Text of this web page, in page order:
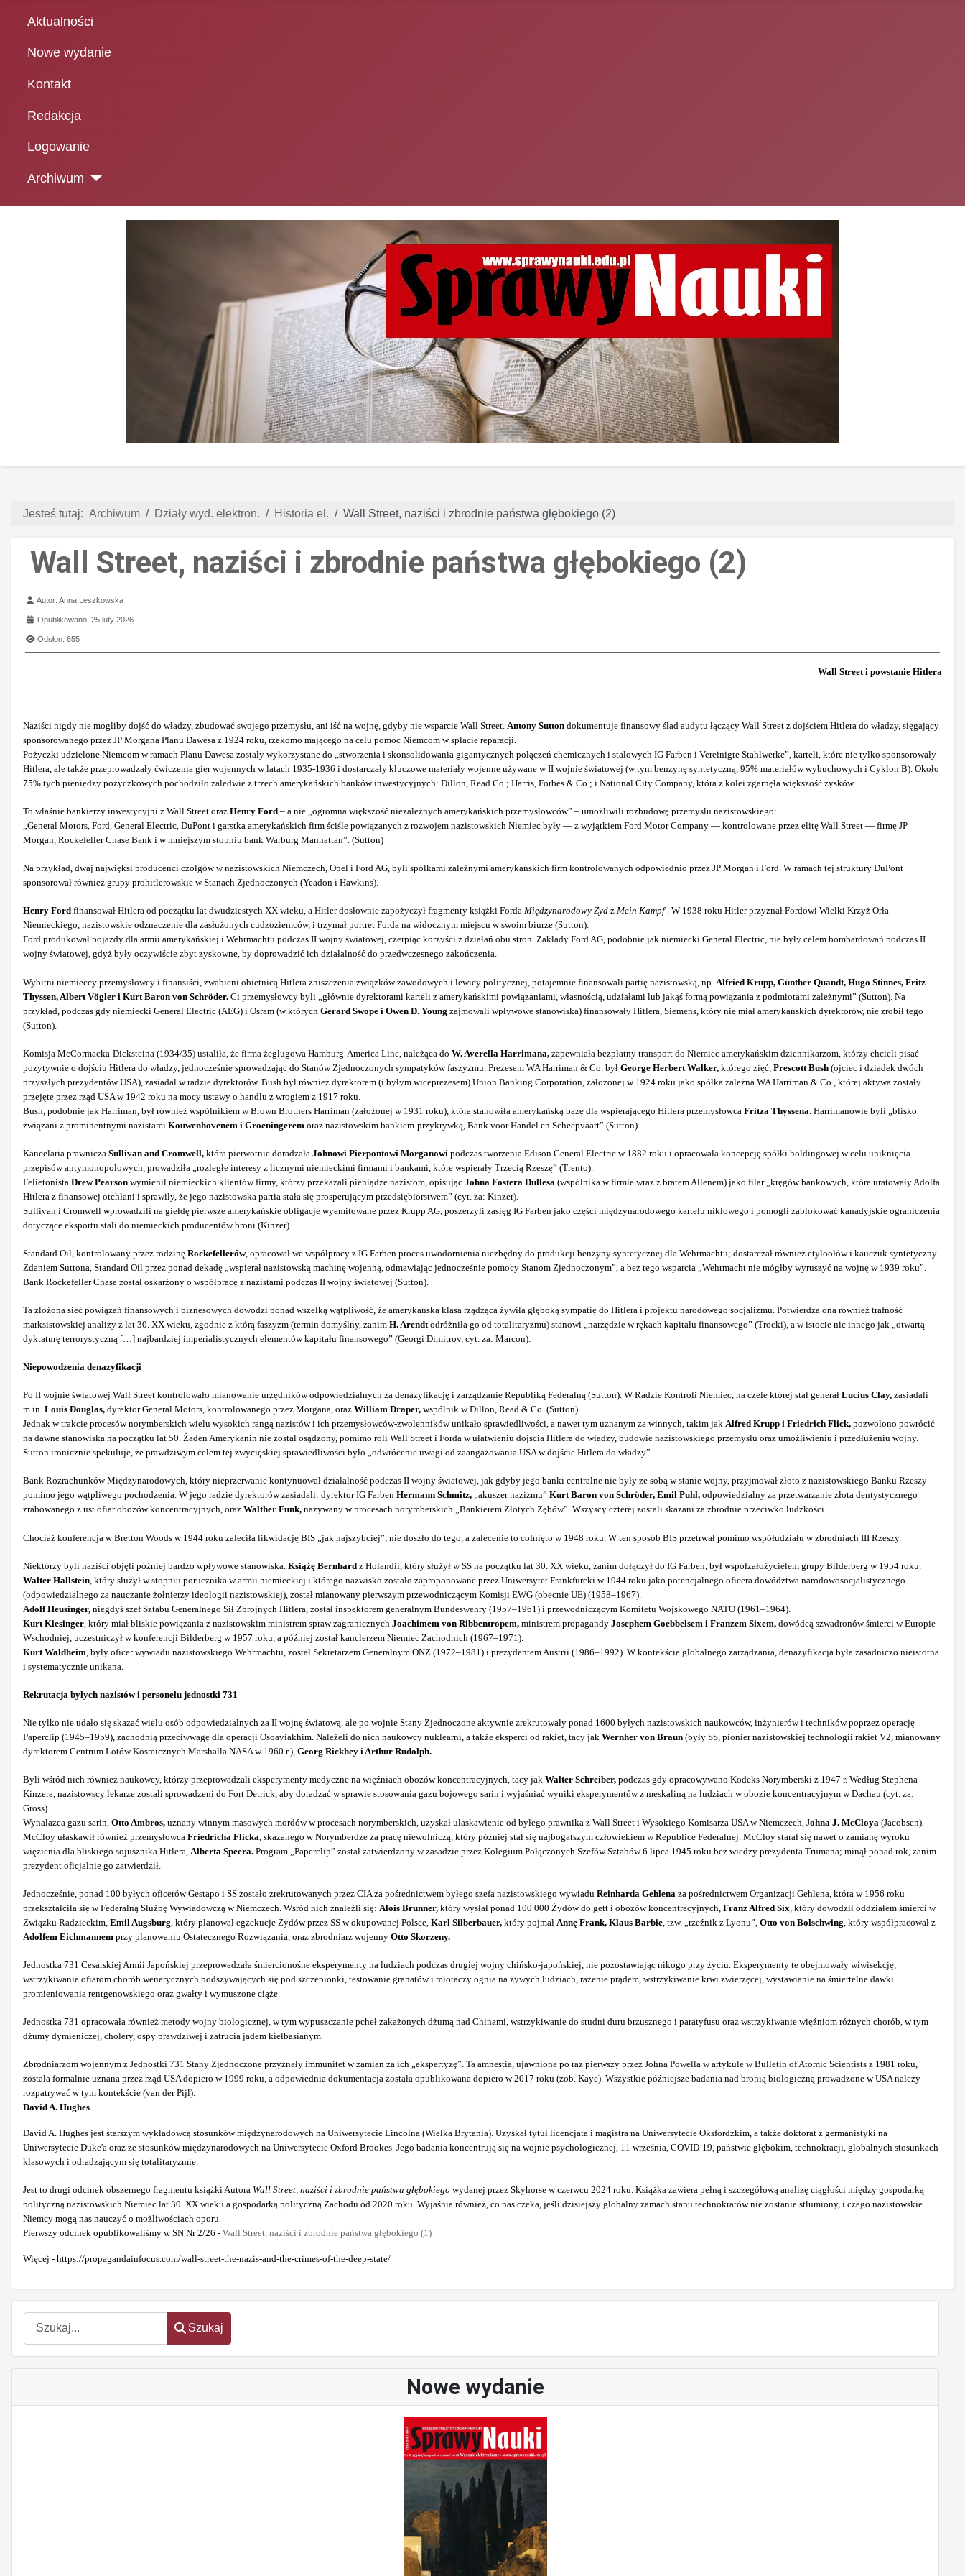
Aktualności
Nowe wydanie
Kontakt
Redakcja
Logowanie
Archiwum
Szukaj
Szukaj
Nowe wydanie
Jesteś tutaj: Archiwum Działy wyd. elektron. Historia el. Wall Street, naziści i zbrodnie państwa głębokiego (2)
Wall Street, naziści i zbrodnie państwa głębokiego (2)
Szczegóły
Autor:Anna Leszkowska
Opublikowano: 25 luty 2026
Odsłon: 655
Wall Street i powstanie Hitlera
Naziści nigdy nie mogliby dojść do władzy, zbudować swojego przemysłu, ani iść na wojnę, gdyby nie wsparcie Wall Street. Antony Sutton dokumentuje finansowy ślad audytu łączący Wall Street z dojściem Hitlera do władzy, sięgający
sponsorowanego przez JP Morgana Planu Dawesa z 1924 roku, rzekomo mającego na celu pomoc Niemcom w spłacie reparacji.
Pożyczki udzielone Niemcom w ramach Planu Dawesa zostały wykorzystane do „stworzenia i skonsolidowania gigantycznych połączeń chemicznych i stalowych IG Farben i Vereinigte Stahlwerke”, karteli, które nie tylko sponsorowały
Hitlera, ale także przeprowadzały ćwiczenia gier wojennych w latach 1935-1936 i dostarczały kluczowe materiały wojenne używane w II wojnie światowej (w tym benzynę syntetyczną, 95% materiałów wybuchowych i Cyklon B). Około
75% tych pieniędzy pożyczkowych pochodziło zaledwie z trzech amerykańskich banków inwestycyjnych: Dillon, Read Co.; Harris, Forbes & Co.; i National City Company, która z kolei zgarnęła większość zysków.
To właśnie bankierzy inwestycyjni z Wall Street oraz Henry Ford – a nie „ogromna większość niezależnych amerykańskich przemysłowców” – umożliwili rozbudowę przemysłu nazistowskiego:
„General Motors, Ford, General Electric, DuPont i garstka amerykańskich firm ściśle powiązanych z rozwojem nazistowskich Niemiec były — z wyjątkiem Ford Motor Company — kontrolowane przez elitę Wall Street — firmę JP
Morgan, Rockefeller Chase Bank i w mniejszym stopniu bank Warburg Manhattan”. (Sutton)
Na przykład, dwaj najwięksi producenci czołgów w nazistowskich Niemczech, Opel i Ford AG, byli spółkami zależnymi amerykańskich firm kontrolowanych odpowiednio przez JP Morgan i Ford. W ramach tej struktury DuPont
sponsorował również grupy prohitlerowskie w Stanach Zjednoczonych (Yeadon i Hawkins).
Henry Ford finansował Hitlera od początku lat dwudziestych XX wieku, a Hitler dosłownie zapożyczył fragmenty książki Forda Międzynarodowy Żyd z Mein Kampf. W 1938 roku Hitler przyznał Fordowi Wielki Krzyż Orła
Niemieckiego, nazistowskie odznaczenie dla zasłużonych cudzoziemców, i trzymał portret Forda na widocznym miejscu w swoim biurze (Sutton).
Ford produkował pojazdy dla armii amerykańskiej i Wehrmachtu podczas II wojny światowej, czerpiąc korzyści z działań obu stron. Zakłady Ford AG, podobnie jak niemiecki General Electric, nie były celem bombardowań podczas II
wojny światowej, gdyż były oczywiście zbyt zyskowne, by doprowadzić ich działalność do przedwczesnego zakończenia.
Wybitni niemieccy przemysłowcy i finansiści, zwabieni obietnicą Hitlera zniszczenia związków zawodowych i lewicy politycznej, potajemnie finansowali partię nazistowską, np. Alfried Krupp, Günther Quandt, Hugo Stinnes, Fritz
Thyssen, Albert Vögler i Kurt Baron von Schröder. Ci przemysłowcy byli „głównie dyrektorami karteli z amerykańskimi powiązaniami, własnością, udziałami lub jakąś formą powiązania z podmiotami zależnymi” (Sutton). Na
przykład, podczas gdy niemiecki General Electric (AEG) i Osram (w których Gerard Swope i Owen D. Young zajmowali wpływowe stanowiska) finansowały Hitlera, Siemens, który nie miał amerykańskich dyrektorów, nie zrobił tego
(Sutton).
Komisja McCormacka-Dicksteina (1934/35) ustaliła, że firma żeglugowa Hamburg-America Line, należąca do W. Averella Harrimana, zapewniała bezpłatny transport do Niemiec amerykańskim dziennikarzom, którzy chcieli pisać
pozytywnie o dojściu Hitlera do władzy, jednocześnie sprowadzając do Stanów Zjednoczonych sympatyków faszyzmu. Prezesem WA Harriman & Co. był George Herbert Walker, którego zięć, Prescott Bush (ojciec i dziadek dwóch
przyszłych prezydentów USA), zasiadał w radzie dyrektorów. Bush był również dyrektorem (i byłym wiceprezesem) Union Banking Corporation, założonej w 1924 roku jako spółka zależna WA Harriman & Co., której aktywa zostały
przejęte przez rząd USA w 1942 roku na mocy ustawy o handlu z wrogiem z 1917 roku.
Bush, podobnie jak Harriman, był również wspólnikiem w Brown Brothers Harriman (założonej w 1931 roku), która stanowiła amerykańską bazę dla wspierającego Hitlera przemysłowca Fritza Thyssena . Harrimanowie byli „blisko
związani z prominentnymi nazistami Kouwenhovenem i Groeningerem oraz nazistowskim bankiem-przykrywką, Bank voor Handel en Scheepvaart” (Sutton).
Kancelaria prawnicza Sullivan and Cromwell, która pierwotnie doradzała Johnowi Pierpontowi Morganowi podczas tworzenia Edison General Electric w 1882 roku i opracowała koncepcję spółki holdingowej w celu uniknięcia
przepisów antymonopolowych, prowadziła „rozległe interesy z licznymi niemieckimi firmami i bankami, które wspierały Trzecią Rzeszę” (Trento).
Felietonista Drew Pearson wymienił niemieckich klientów firmy, którzy przekazali pieniądze nazistom, opisując Johna Fostera Dullesa (wspólnika w firmie wraz z bratem Allenem) jako filar „kręgów bankowych, które uratowały Adolfa
Hitlera z finansowej otchłani i sprawiły, że jego nazistowska partia stała się prosperującym przedsiębiorstwem” (cyt. za: Kinzer).
Sullivan i Cromwell wprowadzili na giełdę pierwsze amerykańskie obligacje wyemitowane przez Krupp AG, poszerzyli zasięg IG Farben jako części międzynarodowego kartelu niklowego i pomogli zablokować kanadyjskie ograniczenia
dotyczące eksportu stali do niemieckich producentów broni (Kinzer).
Standard Oil, kontrolowany przez rodzinę Rockefellerów, opracował we współpracy z IG Farben proces uwodornienia niezbędny do produkcji benzyny syntetycznej dla Wehrmachtu; dostarczał również etyloołów i kauczuk syntetyczny.
Zdaniem Suttona, Standard Oil przez ponad dekadę „wspierał nazistowską machinę wojenną, odmawiając jednocześnie pomocy Stanom Zjednoczonym”, a bez tego wsparcia „Wehrmacht nie mógłby wyruszyć na wojnę w 1939 roku”.
Bank Rockefeller Chase został oskarżony o współpracę z nazistami podczas II wojny światowej (Sutton).
Ta złożona sieć powiązań finansowych i biznesowych dowodzi ponad wszelką wątpliwość, że amerykańska klasa rządząca żywiła głęboką sympatię do Hitlera i projektu narodowego socjalizmu. Potwierdza ona również trafność
marksistowskiej analizy z lat 30. XX wieku, zgodnie z którą faszyzm (termin domyślny, zanim H. Arendt odróżniła go od totalitaryzmu) stanowi „narzędzie w rękach kapitału finansowego” (Trocki), a w istocie nic innego jak „otwartą
dyktaturę terrorystyczną […] najbardziej imperialistycznych elementów kapitału finansowego” (Georgi Dimitrov, cyt. za: Marcon).
Niepowodzenia denazyfikacji
Po II wojnie światowej Wall Street kontrolowało mianowanie urzędników odpowiedzialnych za denazyfikację i zarządzanie Republiką Federalną (Sutton). W Radzie Kontroli Niemiec, na czele której stał generał Lucius Clay, zasiadali
m.in. Louis Douglas, dyrektor General Motors, kontrolowanego przez Morgana, oraz William Draper, wspólnik w Dillon, Read & Co. (Sutton).
Jednak w trakcie procesów norymberskich wielu wysokich rangą nazistów i ich przemysłowców-zwolenników unikało sprawiedliwości, a nawet tym uznanym za winnych, takim jak Alfred Krupp i Friedrich Flick, pozwolono powrócić
na dawne stanowiska na początku lat 50. Żaden Amerykanin nie został osądzony, pomimo roli Wall Street i Forda w ułatwieniu dojścia Hitlera do władzy, budowie nazistowskiego przemysłu oraz umożliwieniu i przedłużeniu wojny.
Sutton ironicznie spekuluje, że prawdziwym celem tej zwycięskiej sprawiedliwości było „odwrócenie uwagi od zaangażowania USA w dojście Hitlera do władzy”.
Bank Rozrachunków Międzynarodowych, który nieprzerwanie kontynuował działalność podczas II wojny światowej, jak gdyby jego banki centralne nie były ze sobą w stanie wojny, przyjmował złoto z nazistowskiego Banku Rzeszy
pomimo jego wątpliwego pochodzenia. W jego radzie dyrektorów zasiadali: dyrektor IG Farben Hermann Schmitz, „akuszer nazizmu” Kurt Baron von Schröder, Emil Puhl, odpowiedzialny za przetwarzanie złota dentystycznego
zrabowanego z ust ofiar obozów koncentracyjnych, oraz Walther Funk, nazywany w procesach norymberskich „Bankierem Złotych Zębów”. Wszyscy czterej zostali skazani za zbrodnie przeciwko ludzkości.
Chociaż konferencja w Bretton Woods w 1944 roku zaleciła likwidację BIS „jak najszybciej”, nie doszło do tego, a zalecenie to cofnięto w 1948 roku. W ten sposób BIS przetrwał pomimo współudziału w zbrodniach III Rzeszy.
Niektórzy byli naziści objęli później bardzo wpływowe stanowiska. Książę Bernhard z Holandii, który służył w SS na początku lat 30. XX wieku, zanim dołączył do IG Farben, był współzałożycielem grupy Bilderberg w 1954 roku.
Walter Hallstein , który służył w stopniu porucznika w armii niemieckiej i którego nazwisko zostało zaproponowane przez Uniwersytet Frankfurcki w 1944 roku jako potencjalnego oficera dowództwa narodowosocjalistycznego
(odpowiedzialnego za nauczanie żołnierzy ideologii nazistowskiej), został mianowany pierwszym przewodniczącym Komisji EWG (obecnie UE) (1958–1967).
Adolf Heusinger, niegdyś szef Sztabu Generalnego Sił Zbrojnych Hitlera, został inspektorem generalnym Bundeswehry (1957–1961) i przewodniczącym Komitetu Wojskowego NATO (1961–1964).
Kurt Kiesinger , który miał bliskie powiązania z nazistowskim ministrem spraw zagranicznych Joachimem von Ribbentropem, ministrem propagandy Josephem Goebbelsem i Franzem Sixem, dowódcą szwadronów śmierci w Europie
Wschodniej, uczestniczył w konferencji Bilderberg w 1957 roku, a później został kanclerzem Niemiec Zachodnich (1967–1971).
Kurt Waldheim , były oficer wywiadu nazistowskiego Wehrmachtu, został Sekretarzem Generalnym ONZ (1972–1981) i prezydentem Austrii (1986–1992). W kontekście globalnego zarządzania, denazyfikacja była zasadniczo nieistotna
i systematycznie unikana.
Rekrutacja byłych nazistów i personelu jednostki 731
Nie tylko nie udało się skazać wielu osób odpowiedzialnych za II wojnę światową, ale po wojnie Stany Zjednoczone aktywnie zrekrutowały ponad 1600 byłych nazistowskich naukowców, inżynierów i techników poprzez operację
Paperclip (1945–1959), zachodnią przeciwwagę dla operacji Osoaviakhim. Należeli do nich naukowcy nuklearni, a także eksperci od rakiet, tacy jak Wernher von Braun (były SS, pionier nazistowskiej technologii rakiet V2, mianowany
dyrektorem Centrum Lotów Kosmicznych Marshalla NASA w 1960 r.), Georg Rickhey i Arthur Rudolph.
Byli wśród nich również naukowcy, którzy przeprowadzali eksperymenty medyczne na więźniach obozów koncentracyjnych, tacy jak Walter Schreiber, podczas gdy opracowywano Kodeks Norymberski z 1947 r. Według Stephena
Kinzera, nazistowscy lekarze zostali sprowadzeni do Fort Detrick, aby doradzać w sprawie stosowania gazu bojowego sarin i wyjaśniać wyniki eksperymentów z meskaliną na ludziach w obozie koncentracyjnym w Dachau (cyt. za:
Gross).
Wynalazca gazu sarin, Otto Ambros, uznany winnym masowych mordów w procesach norymberskich, uzyskał ułaskawienie od byłego prawnika z Wall Street i Wysokiego Komisarza USA w Niemczech, Johna J. McCloya (Jacobsen).
McCloy ułaskawił również przemysłowca Friedricha Flicka, skazanego w Norymberdze za pracę niewolniczą, który później stał się najbogatszym człowiekiem w Republice Federalnej. McCloy starał się nawet o zamianę wyroku
więzienia dla bliskiego sojusznika Hitlera, Alberta Speera. Program „Paperclip” został zatwierdzony w zasadzie przez Kolegium Połączonych Szefów Sztabów 6 lipca 1945 roku bez wiedzy prezydenta Trumana; minął ponad rok, zanim
prezydent oficjalnie go zatwierdził.
Jednocześnie, ponad 100 byłych oficerów Gestapo i SS zostało zrekrutowanych przez CIA za pośrednictwem byłego szefa nazistowskiego wywiadu Reinharda Gehlena za pośrednictwem Organizacji Gehlena, która w 1956 roku
przekształciła się w Federalną Służbę Wywiadowczą w Niemczech. Wśród nich znaleźli się: Alois Brunner, który wysłał ponad 100 000 Żydów do gett i obozów koncentracyjnych, Franz Alfred Six , który dowodził oddziałem śmierci w
Związku Radzieckim, Emil Augsburg , który planował egzekucje Żydów przez SS w okupowanej Polsce, Karl Silberbauer, który pojmał Annę Frank, Klaus Barbie , tzw. „rzeźnik z Lyonu”, Otto von Bolschwing , który współpracował z
Adolfem Eichmannem przy planowaniu Ostatecznego Rozwiązania, oraz zbrodniarz wojenny Otto Skorzeny.
Jednostka 731 Cesarskiej Armii Japońskiej przeprowadzała śmiercionośne eksperymenty na ludziach podczas drugiej wojny chińsko-japońskiej, nie pozostawiając nikogo przy życiu. Eksperymenty te obejmowały wiwisekcję,
wstrzykiwanie ofiarom chorób wenerycznych podszywających się pod szczepionki, testowanie granatów i miotaczy ognia na żywych ludziach, rażenie prądem, wstrzykiwanie krwi zwierzęcej, wystawianie na śmiertelne dawki
promieniowania rentgenowskiego oraz gwałty i wymuszone ciąże.
Jednostka 731 opracowała również metody wojny biologicznej, w tym wypuszczanie pcheł zakażonych dżumą nad Chinami, wstrzykiwanie do studni duru brzusznego i paratyfusu oraz wstrzykiwanie więźniom różnych chorób, w tym
dżumy dymieniczej, cholery, ospy prawdziwej i zatrucia jadem kiełbasianym.
Zbrodniarzom wojennym z Jednostki 731 Stany Zjednoczone przyznały immunitet w zamian za ich „ekspertyzę”. Ta amnestia, ujawniona po raz pierwszy przez Johna Powella w artykule w Bulletin of Atomic Scientists z 1981 roku,
została formalnie uznana przez rząd USA dopiero w 1999 roku, a odpowiednia dokumentacja została opublikowana dopiero w 2017 roku (zob. Kaye). Wszystkie późniejsze badania nad bronią biologiczną prowadzone w USA należy
rozpatrywać w tym kontekście (van der Pijl).
David A. Hughes
David A. Hughes jest starszym wykładowcą stosunków międzynarodowych na Uniwersytecie Lincolna (Wielka Brytania). Uzyskał tytuł licencjata i magistra na Uniwersytecie Oksfordzkim, a także doktorat z germanistyki na
Uniwersytecie Duke'a oraz ze stosunków międzynarodowych na Uniwersytecie Oxford Brookes. Jego badania koncentrują się na wojnie psychologicznej, 11 września, COVID-19, państwie głębokim, technokracji, globalnych stosunkach
klasowych i odradzającym się totalitaryzmie.
Jest to drugi odcinek obszernego fragmentu książki Autora Wall Street, naziści i zbrodnie państwa głębokiego wydanej przez Skyhorse w czerwcu 2024 roku. Książka zawiera pełną i szczegółową analizę ciągłości między gospodarką
polityczną nazistowskich Niemiec lat 30. XX wieku a gospodarką polityczną Zachodu od 2020 roku. Wyjaśnia również, co nas czeka, jeśli dzisiejszy globalny zamach stanu technokratów nie zostanie stłumiony, i czego nazistowskie
Niemcy mogą nas nauczyć o możliwościach oporu.
Pierwszy odcinek opublikowaliśmy w SN Nr 2/26 - Wall Street, naziści i zbrodnie państwa głębokiego (1)
Więcej - https://propagandainfocus.com/wall-street-the-nazis-and-the-crimes-of-the-deep-state/